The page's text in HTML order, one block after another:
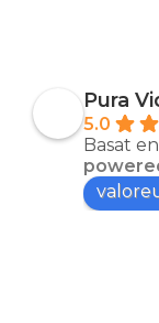
Pura
5.0
Basat